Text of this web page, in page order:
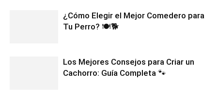
¿Cómo Elegir el Mejor Comedero para
Tu Perro? 🍽️🐕
Los Mejores Consejos para Criar un
Cachorro: Guía Completa 🐾